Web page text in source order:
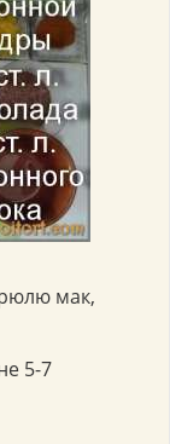
мак,
5-7